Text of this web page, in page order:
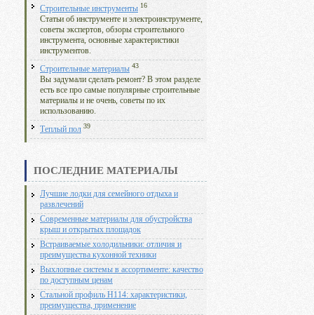
Строительные инструменты 16
Статьи об инструменте и электроинструменте,
советы экспертов, обзоры строительного
инструмента, основные характеристики
инструментов.
Строительные материалы 43
Вы задумали сделать ремонт? В этом разделе
есть все про самые популярные строительные
материалы и не очень, советы по их
использованию.
Теплый пол 39
ПОСЛЕДНИЕ МАТЕРИАЛЫ
Лучшие лодки для семейного отдыха и
развлечений
Современные материалы для обустройства
крыш и открытых площадок
Встраиваемые холодильники: отличия и
преимущества кухонной техники
Выхлопные системы в ассортименте: качество
по доступным ценам
Стальной профиль Н114: характеристики,
преимущества, применение